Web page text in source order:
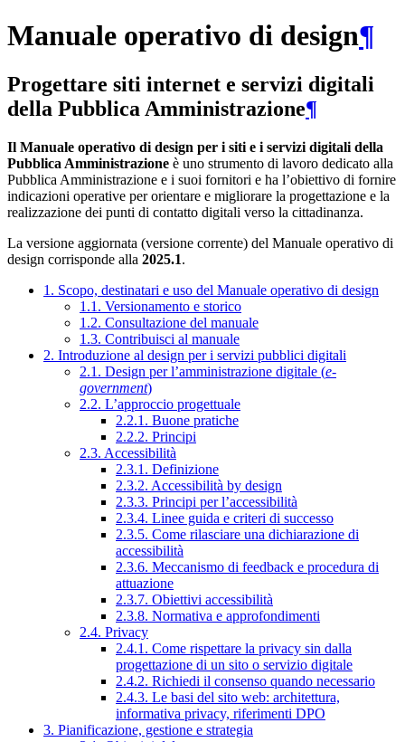
Manuale operativo di design¶
Progettare siti internet e servizi digitali
della Pubblica Amministrazione¶
Il Manuale operativo di design per i siti e i servizi digitali della
Pubblica Amministrazione è uno strumento di lavoro dedicato alla
Pubblica Amministrazione e i suoi fornitori e ha l’obiettivo di fornire
indicazioni operative per orientare e migliorare la progettazione e la
realizzazione dei punti di contatto digitali verso la cittadinanza.
La versione aggiornata (versione corrente) del Manuale operativo di
design corrisponde alla 2025.1.
1. Scopo, destinatari e uso del Manuale operativo di design
1.1. Versionamento e storico
1.2. Consultazione del manuale
1.3. Contribuisci al manuale
2. Introduzione al design per i servizi pubblici digitali
2.1. Design per l’amministrazione digitale (e-
government)
2.2. L’approccio progettuale
2.2.1. Buone pratiche
2.2.2. Principi
2.3. Accessibilità
2.3.1. Definizione
2.3.2. Accessibilità by design
2.3.3. Principi per l’accessibilità
2.3.4. Linee guida e criteri di successo
2.3.5. Come rilasciare una dichiarazione di
accessibilità
2.3.6. Meccanismo di feedback e procedura di
attuazione
2.3.7. Obiettivi accessibilità
2.3.8. Normativa e approfondimenti
2.4. Privacy
2.4.1. Come rispettare la privacy sin dalla
progettazione di un sito o servizio digitale
2.4.2. Richiedi il consenso quando necessario
2.4.3. Le basi del sito web: architettura,
informativa privacy, riferimenti DPO
3. Pianificazione, gestione e strategia